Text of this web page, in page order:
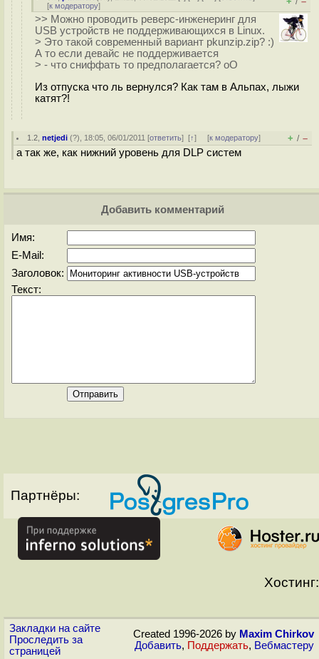
[к модератору]
>> Можно проводить реверс-инженеринг для
USB устройств не поддерживающихся в Linux.
> Это такой современный вариант pkunzip.zip? :)
А то если девайс не поддерживается
> - что сниффать то предполагается? oO
Из отпуска что ль вернулся? Как там в Альпах, лыжи
катят?!
1.2 ,netjedi (?), 18:05, 06/01/2011 [ответить][↑] [к модератору] + / –
а так же, как нижний уровень для DLP систем
Добавить комментарий
Имя:
E-Mail:
Заголовок:
Текст:
Партнёры:
Хостинг:
Закладки на сайте
Проследить за
страницей
Created 1996-2026 by Maxim Chirkov
Добавить, Поддержать, Вебмастеру